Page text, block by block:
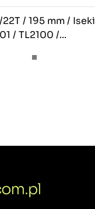
22T / 195 mm / Iseki
/ TL2100 /...